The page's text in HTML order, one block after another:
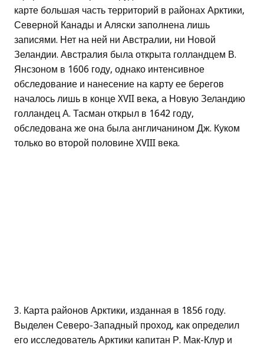
карте большая часть территорий в районах Арктики,
Северной Канады и Аляски заполнена лишь
записями. Нет на ней ни Австралии, ни Новой
Зеландии. Австралия была открыта голландцем В.
Янсзоном в 1606 году, однако интенсивное
обследование и нанесение на карту ее берегов
началось лишь в конце XVII века, а Новую Зеландию
голландец А. Тасман открыл в 1642 году,
обследована же она была англичанином Дж. Куком
только во второй половине XVIII века.
3. Карта районов Арктики, изданная в 1856 году.
Выделен Северо-Западный проход, как определил
его исследователь Арктики капитан Р. Мак-Клур и